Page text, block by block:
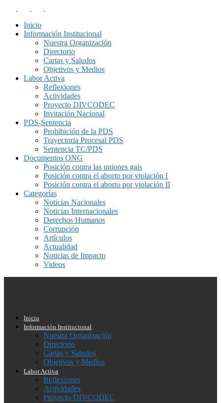
Inicio
Información Institucional
Nuestra Organización
Directorio
Cartas y Saludos
Objetivos y Medios
Labor Activa
Reflexiones
Actividades
Proyecto DIVCODEC
Invitación Nacional
PDS-Sentencia
Prohibición de la PDS
Trayectoria Procesal PDS
Sentencia TC/PDS
Documentos ONG
Posición contra las uniones gais
Posición contra el aborto por violación I
Posición contra el aborto por violación II
Categorías
Noticias Nacionales
Noticias Internacionales
Derechos Humanos
Corrupción
Artículos
Actualidad
Noticias de Impacto
Videos
Inicio
Información Institucional
Nuestra Organización
Directorio
Cartas y Saludos
Objetivos y Medios
Labor Activa
Reflexiones
Actividades
Proyecto DIVCODEC